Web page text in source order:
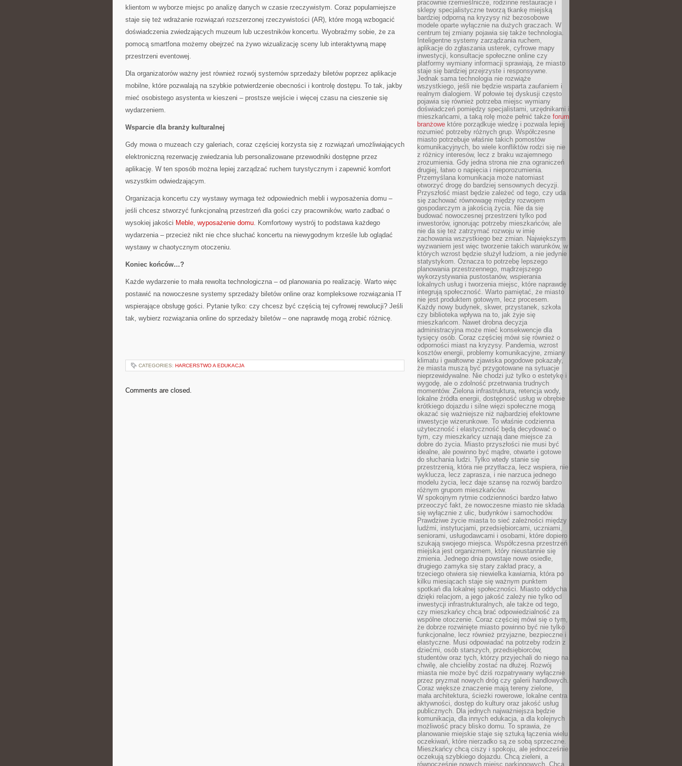
klientom w wyborze miejsc po analizę danych w czasie rzeczywistym. Coraz popularniejsze
staje się też wdrażanie rozwiązań rozszerzonej rzeczywistości (AR), które mogą wzbogacić
doświadczenia zwiedzających muzeum lub uczestników koncertu. Wyobraźmy sobie, że za
pomocą smartfona możemy obejrzeć na żywo wizualizację sceny lub interaktywną mapę
przestrzeni eventowej.
Dla organizatorów ważny jest również rozwój systemów sprzedaży biletów poprzez aplikacje
mobilne, które pozwalają na szybkie potwierdzenie obecności i kontrolę dostępu. To tak, jakby
mieć osobistego asystenta w kieszeni – prostsze wejście i więcej czasu na cieszenie się
wydarzeniem.
Wsparcie dla branży kulturalnej
Gdy mowa o muzeach czy galeriach, coraz częściej korzysta się z rozwiązań umożliwiających
elektroniczną rezerwację zwiedzania lub personalizowane przewodniki dostępne przez
aplikację. W ten sposób można lepiej zarządzać ruchem turystycznym i zapewnić komfort
wszystkim odwiedzającym.
Organizacja koncertu czy wystawy wymaga też odpowiednich mebli i wyposażenia domu –
jeśli chcesz stworzyć funkcjonalną przestrzeń dla gości czy pracowników, warto zadbać o
wysokiej jakości Meble, wyposażenie domu. Komfortowy wystrój to podstawa każdego
wydarzenia – przecież nikt nie chce słuchać koncertu na niewygodnym krześle lub oglądać
wystawy w chaotycznym otoczeniu.
Koniec końców…?
Każde wydarzenie to mała rewolta technologiczna – od planowania po realizację. Warto więc
postawić na nowoczesne systemy sprzedaży biletów online oraz kompleksowe rozwiązania IT
wspierające obsługę gości. Pytanie tylko: czy chcesz być częścią tej cyfrowej rewolucji? Jeśli
tak, wybierz rozwiązania online do sprzedaży biletów – one naprawdę mogą zrobić różnicę.
CATEGORIES: HARCERSTWO A EDUKACJA
Comments are closed.
pracownie rzemieślnicze, rodzinne restauracje i
sklepy specjalistyczne tworzą tkankę miejską
bardziej odporną na kryzysy niż bezosobowe
modele oparte wyłącznie na dużych graczach. W
centrum tej zmiany pojawia się także technologia.
Inteligentne systemy zarządzania ruchem,
aplikacje do zgłaszania usterek, cyfrowe mapy
inwestycji, konsultacje społeczne online czy
platformy wymiany informacji sprawiają, że miasto
staje się bardziej przejrzyste i responsywne.
Jednak sama technologia nie rozwiąże
wszystkiego, jeśli nie będzie wsparta zaufaniem i
realnym dialogiem. W połowie tej dyskusji często
pojawia się również potrzeba miejsc wymiany
doświadczeń pomiędzy specjalistami, urzędnikami i
mieszkańcami, a taką rolę może pełnić także forum
branżowe które porządkuje wiedzę i pozwala lepiej
rozumieć potrzeby różnych grup. Współczesne
miasto potrzebuje właśnie takich pomostów
komunikacyjnych, bo wiele konfliktów rodzi się nie
z różnicy interesów, lecz z braku wzajemnego
zrozumienia. Gdy jedna strona nie zna ograniczeń
drugiej, łatwo o napięcia i nieporozumienia.
Przemyślana komunikacja może natomiast
otworzyć drogę do bardziej sensownych decyzji.
Przyszłość miast będzie zależeć od tego, czy uda
się zachować równowagę między rozwojem
gospodarczym a jakością życia. Nie da się
budować nowoczesnej przestrzeni tylko pod
inwestorów, ignorując potrzeby mieszkańców, ale
nie da się też zatrzymać rozwoju w imię
zachowania wszystkiego bez zmian. Największym
wyzwaniem jest więc tworzenie takich warunków, w
których wzrost będzie służył ludziom, a nie jedynie
statystykom. Oznacza to potrzebę lepszego
planowania przestrzennego, mądrzejszego
wykorzystywania pustostanów, wspierania
lokalnych usług i tworzenia miejsc, które naprawdę
integrują społeczność. Warto pamiętać, że miasto
nie jest produktem gotowym, lecz procesem.
Każdy nowy budynek, skwer, przystanek, szkoła
czy biblioteka wpływa na to, jak żyje się
mieszkańcom. Nawet drobna decyzja
administracyjna może mieć konsekwencje dla
tysięcy osób. Coraz częściej mówi się również o
odporności miast na kryzysy. Pandemia, wzrost
kosztów energii, problemy komunikacyjne, zmiany
klimatu i gwałtowne zjawiska pogodowe pokazały,
że miasta muszą być przygotowane na sytuacje
nieprzewidywalne. Nie chodzi już tylko o estetykę i
wygodę, ale o zdolność przetrwania trudnych
momentów. Zielona infrastruktura, retencja wody,
lokalne źródła energii, dostępność usług w obrębie
krótkiego dojazdu i silne więzi społeczne mogą
okazać się ważniejsze niż najbardziej efektowne
inwestycje wizerunkowe. To właśnie codzienna
użyteczność i elastyczność będą decydować o
tym, czy mieszkańcy uznają dane miejsce za
dobre do życia. Miasto przyszłości nie musi być
idealne, ale powinno być mądre, otwarte i gotowe
do słuchania ludzi. Tylko wtedy stanie się
przestrzenią, która nie przytłacza, lecz wspiera, nie
wyklucza, lecz zaprasza, i nie narzuca jednego
modelu życia, lecz daje szansę na rozwój bardzo
różnym grupom mieszkańców.
W spokojnym rytmie codzienności bardzo łatwo
przeoczyć fakt, że nowoczesne miasto nie składa
się wyłącznie z ulic, budynków i samochodów.
Prawdziwe życie miasta to sieć zależności między
ludźmi, instytucjami, przedsiębiorcami, uczniami,
seniorami, usługodawcami i osobami, które dopiero
szukają swojego miejsca. Współczesna przestrzeń
miejska jest organizmem, który nieustannie się
zmienia. Jednego dnia powstaje nowe osiedle,
drugiego zamyka się stary zakład pracy, a
trzeciego otwiera się niewielka kawiarnia, która po
kilku miesiącach staje się ważnym punktem
spotkań dla lokalnej społeczności. Miasto oddycha
dzięki relacjom, a jego jakość zależy nie tylko od
inwestycji infrastrukturalnych, ale także od tego,
czy mieszkańcy chcą brać odpowiedzialność za
wspólne otoczenie. Coraz częściej mówi się o tym,
że dobrze rozwinięte miasto powinno być nie tylko
funkcjonalne, lecz również przyjazne, bezpieczne i
elastyczne. Musi odpowiadać na potrzeby rodzin z
dziećmi, osób starszych, przedsiębiorców,
studentów oraz tych, którzy przyjechali do niego na
chwilę, ale chcieliby zostać na dłużej. Rozwój
miasta nie może być dziś rozpatrywany wyłącznie
przez pryzmat nowych dróg czy galerii handlowych.
Coraz większe znaczenie mają tereny zielone,
mała architektura, ścieżki rowerowe, lokalne centra
aktywności, dostęp do kultury oraz jakość usług
publicznych. Dla jednych najważniejsza będzie
komunikacja, dla innych edukacja, a dla kolejnych
możliwość pracy blisko domu. To sprawia, że
planowanie miejskie staje się sztuką łączenia wielu
oczekiwań, które nierzadko są ze sobą sprzeczne.
Mieszkańcy chcą ciszy i spokoju, ale jednocześnie
oczekują szybkiego dojazdu. Chcą zieleni, a
równocześnie nowych miejsc parkingowych. Chcą